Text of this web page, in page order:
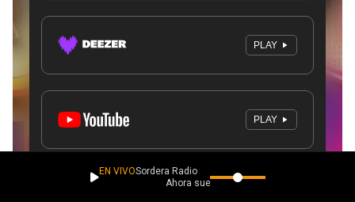
EN VIVOSordera Radio
Ahora suena